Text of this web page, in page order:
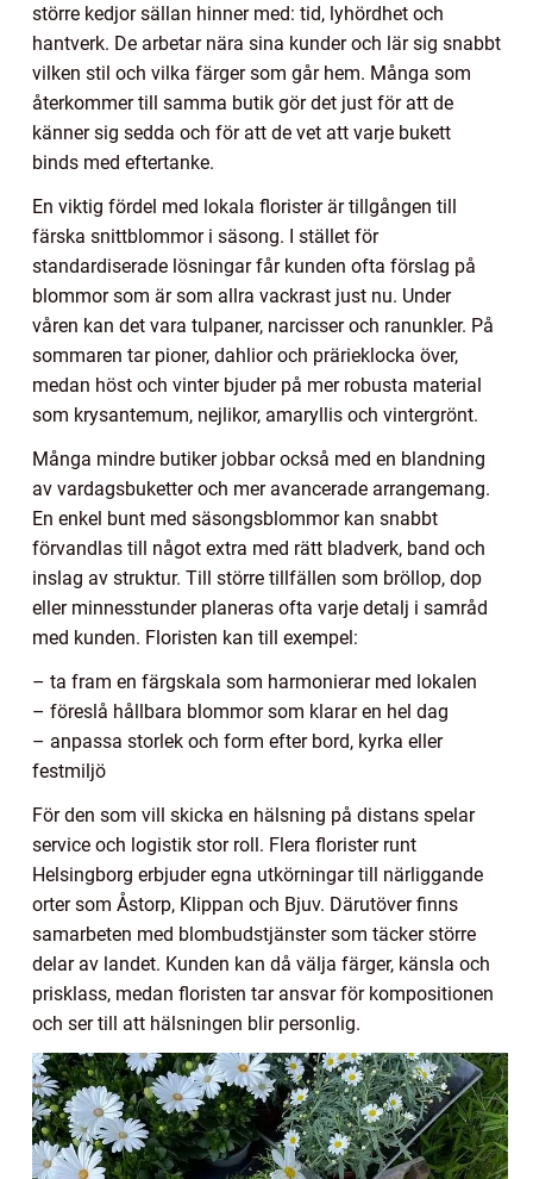
större kedjor sällan hinner med: tid, lyhördhet och
hantverk. De arbetar nära sina kunder och lär sig snabbt
vilken stil och vilka färger som går hem. Många som
återkommer till samma butik gör det just för att de
känner sig sedda och för att de vet att varje bukett
binds med eftertanke.
En viktig fördel med lokala florister är tillgången till
färska snittblommor i säsong. I stället för
standardiserade lösningar får kunden ofta förslag på
blommor som är som allra vackrast just nu. Under
våren kan det vara tulpaner, narcisser och ranunkler. På
sommaren tar pioner, dahlior och prärieklocka över,
medan höst och vinter bjuder på mer robusta material
som krysantemum, nejlikor, amaryllis och vintergrönt.
Många mindre butiker jobbar också med en blandning
av vardagsbuketter och mer avancerade arrangemang.
En enkel bunt med säsongsblommor kan snabbt
förvandlas till något extra med rätt bladverk, band och
inslag av struktur. Till större tillfällen som bröllop, dop
eller minnesstunder planeras ofta varje detalj i samråd
med kunden. Floristen kan till exempel:
– ta fram en färgskala som harmonierar med lokalen
– föreslå hållbara blommor som klarar en hel dag
– anpassa storlek och form efter bord, kyrka eller
festmiljö
För den som vill skicka en hälsning på distans spelar
service och logistik stor roll. Flera florister runt
Helsingborg erbjuder egna utkörningar till närliggande
orter som Åstorp, Klippan och Bjuv. Därutöver finns
samarbeten med blombudstjänster som täcker större
delar av landet. Kunden kan då välja färger, känsla och
prisklass, medan floristen tar ansvar för kompositionen
och ser till att hälsningen blir personlig.